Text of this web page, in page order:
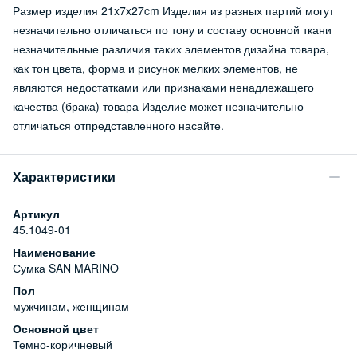
Размер изделия 21x7x27cm Изделия из разных партий могут
незначительно отличаться по тону и составу основной ткани
незначительные различия таких элементов дизайна товара,
как тон цвета, форма и рисунок мелких элементов, не
являются недостатками или признаками ненадлежащего
качества (брака) товара Изделие может незначительно
отличаться отпредставленного насайте.
Характеристики
Артикул
45.1049-01
Наименование
Сумка SAN MARINO
Пол
мужчинам, женщинам
Основной цвет
Темно-коричневый